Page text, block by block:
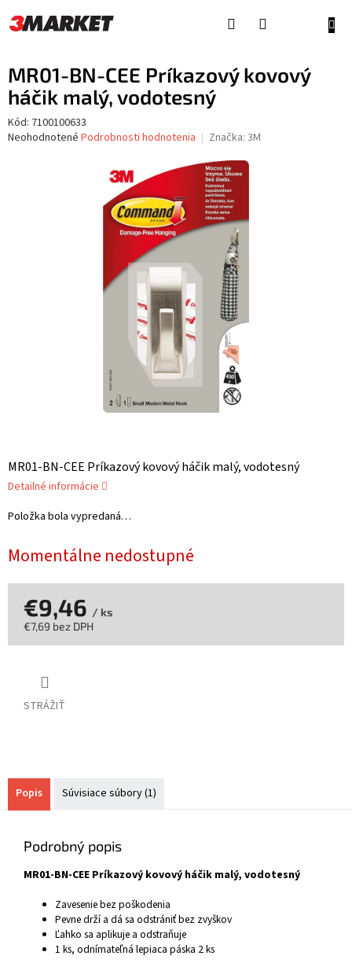
na
obsah
MR01-BN-CEE Príkazový kovový
háčik malý, vodotesný
Kód: 7100100633
Priemerné
Neohodnotené Podrobnosti hodnotenia Značka: 3M
Momentálne nedostupné
Položka bola vypredaná…
MR01-BN-CEE Príkazový kovový háčik malý, vodotesný
Detailné informácie
STRÁŽIŤ
€9,46 / ks
€7,69 bez DPH
Popis Súvisiace súbory (1)
Podrobný popis
MR01-BN-CEE Príkazový kovový háčik malý, vodotesný
Zavesenie bez poškodenia
Pevne drží a dá sa odstrániť bez zvyškov
Ľahko sa aplikuje a odstraňuje
1 ks, odnímateľná lepiaca páska 2 ks